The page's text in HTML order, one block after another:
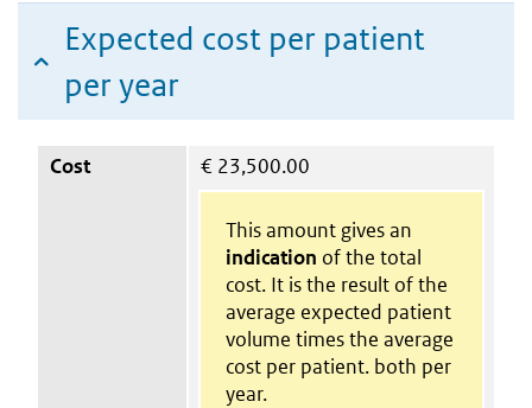
Expected cost per patient
per year
Cost € 23,500.00
This amount gives an
indication of the total
cost. It is the result of the
average expected patient
volume times the average
cost per patient. both per
year.